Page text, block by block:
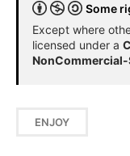
Some
Except where
licensed under a
ENJOY